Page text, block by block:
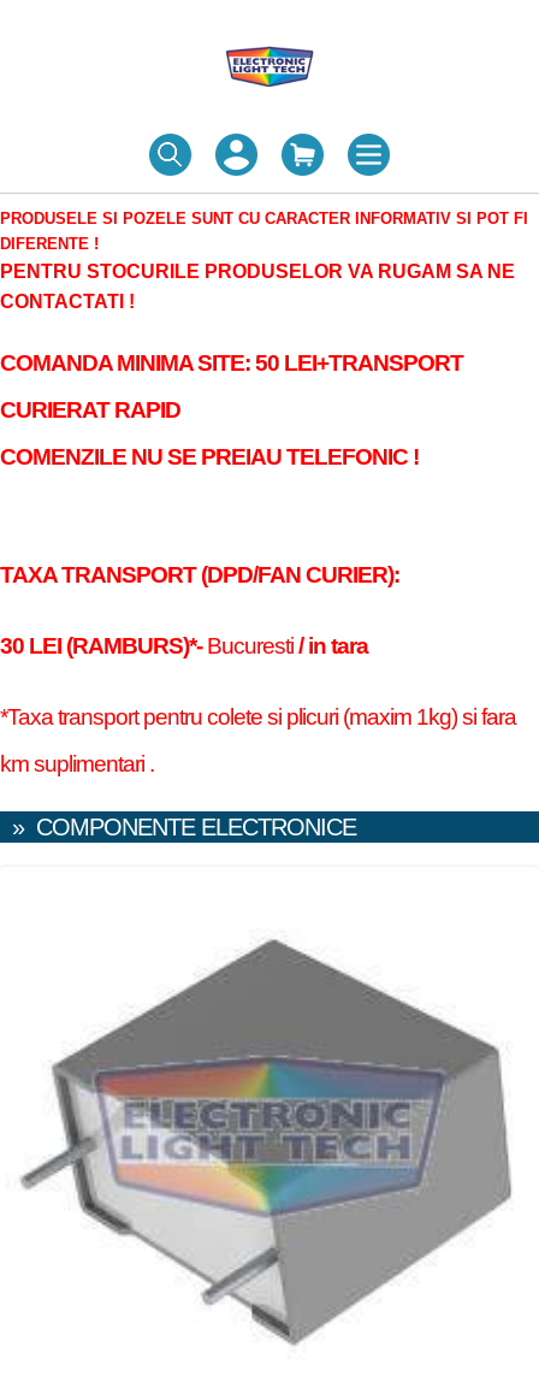
PRODUSELE SI POZELE SUNT CU CARACTER INFORMATIV SI POT FI
DIFERENTE !
PENTRU STOCURILE PRODUSELOR VA RUGAM SA NE
CONTACTATI !
COMANDA MINIMA SITE: 50 LEI+TRANSPORT
CURIERAT RAPID
COMENZILE NU SE PREIAU TELEFONIC !
TAXA TRANSPORT (DPD/FAN CURIER):
30 LEI (RAMBURS)*-Bucuresti/ in tara
*Taxa transport pentru colete si plicuri (maxim 1kg) si fara
km suplimentari .
» COMPONENTE ELECTRONICE